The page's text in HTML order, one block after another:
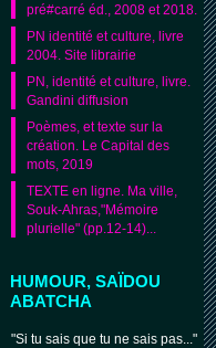
pré#carré éd., 2008 et 2018.
PN identité et culture, livre
2004. Site librairie
PN, identité et culture, livre.
Gandini diffusion
Poèmes, et texte sur la
création. Le Capital des
mots, 2019
TEXTE en ligne. Ma ville,
Souk-Ahras,"Mémoire
plurielle" (pp.12-14)...
HUMOUR, SAÏDOU
ABATCHA
"Si tu sais que tu ne sais pas..."